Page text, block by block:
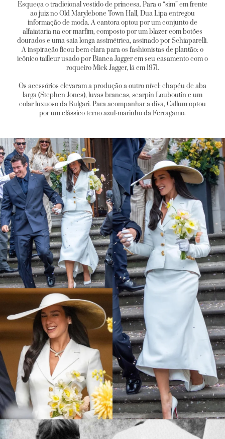
Esqueça o tradicional vestido de princesa. Para o “sim” em frente
ao juiz no Old Marylebone Town Hall, Dua Lipa entregou
informação de moda. A cantora optou por um conjunto de
alfaiataria na cor marfim, composto por um blazer com botões
dourados e uma saia longa assimétrica, assinado por Schiaparelli.
A inspiração ficou bem clara para os fashionistas de plantão: o
icônico tailleur usado por Bianca Jagger em seu casamento com o
roqueiro Mick Jagger, lá em 1971.
Os acessórios elevaram a produção a outro nível: chapéu de aba
larga (Stephen Jones), luvas brancas, scarpin Louboutin e um
colar luxuoso da Bulgari. Para acompanhar a diva, Callum optou
por um clássico terno azul-marinho da Ferragamo.